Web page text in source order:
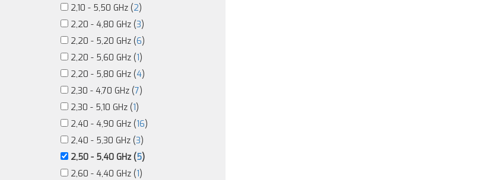
2,10 - 5,50 GHz (2)
2,20 - 4,80 GHz (3)
2,20 - 5,20 GHz (6)
2,20 - 5,60 GHz (1)
2,20 - 5,80 GHz (4)
2,30 - 4,70 GHz (7)
2,30 - 5,10 GHz (1)
2,40 - 4,90 GHz (16)
2,40 - 5,30 GHz (3)
2,50 - 5,40 GHz (5)
2,60 - 4,40 GHz (1)